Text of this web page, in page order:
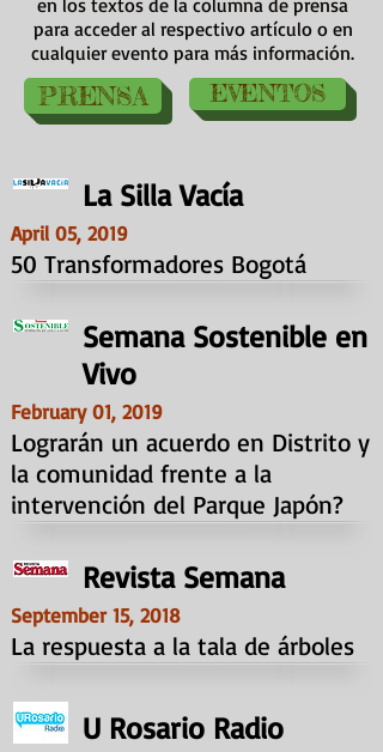
en los textos de la columna de prensa
para acceder al respectivo artículo o en
cualquier evento para más información.
PRENSA EVENTOS
La Silla Vacía
April 05, 2019
50 Transformadores Bogotá
Semana Sostenible en
Vivo
February 01, 2019
Lograrán un acuerdo en Distrito y
la comunidad frente a la
intervención del Parque Japón?
Revista Semana
September 15, 2018
La respuesta a la tala de árboles
U Rosario Radio